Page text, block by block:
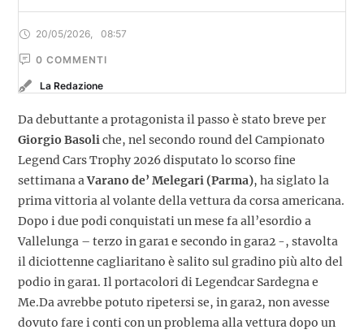
20/05/2026 08:57
0 COMMENTI
La Redazione
Da debuttante a protagonista il passo è stato breve per
Giorgio Basoliche, nel secondo round del Campionato
Legend Cars Trophy 2026 disputato lo scorso fine
settimana aVarano de’ Melegari (Parma), ha siglato la
prima vittoria al volante della vettura da corsa americana.
Dopo i due podi conquistati un mese fa all’esordio a
Vallelunga – terzo in gara1 e secondo in gara2 -, stavolta
il diciottenne cagliaritano è salito sul gradino più alto del
podio in gara1. Il portacolori di Legendcar Sardegna e
Me.Da avrebbe potuto ripetersi se, in gara2, non avesse
dovuto fare i conti con un problema alla vettura dopo un